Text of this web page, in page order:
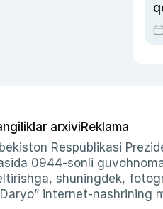
arxiviReklama
Respublikasi
0944-sonli
shuningdek,
internet-nashrining